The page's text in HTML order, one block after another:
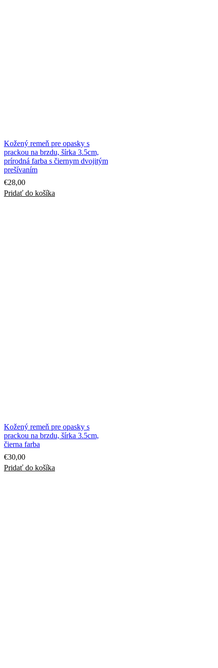
Kožený remeň pre opasky s
prackou na brzdu, šírka 3.5cm,
prírodná farba s čiernym dvojitým
prešívaním
€28,00
Pridať do košíka
Kožený remeň pre opasky s
prackou na brzdu, šírka 3.5cm,
čierna farba
€30,00
Pridať do košíka